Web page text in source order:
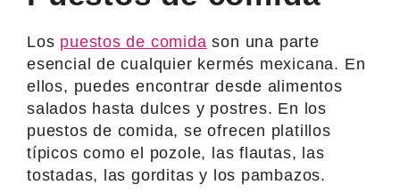
Los puestos de comida son una parte
esencial de cualquier kermés mexicana. En
ellos, puedes encontrar desde alimentos
salados hasta dulces y postres. En los
puestos de comida, se ofrecen platillos
típicos como el pozole, las flautas, las
tostadas, las gorditas y los pambazos.